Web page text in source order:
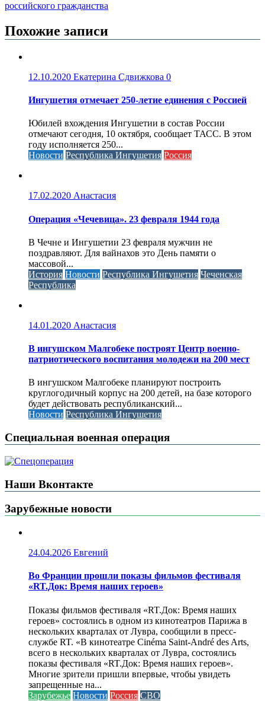
российского гражданства
Похожие записи
12.10.2020 Екатерина Сдвижкова 0
Ингушетия отмечает 250-летие единения с Россией
Юбилей вхождения Ингушетии в состав России
отмечают сегодня, 10 октября, сообщает ТАСС. В этом
году исполняется 250...
Новости Республика Ингушетия Россия
17.02.2020 Анастасия
Операция «Чечевица». 23 февраля 1944 года
В Чечне и Ингушетии 23 февраля мужчин не
поздравляют. Для вайнахов это День памяти о
массовой...
История Новости Республика Ингушетия Чеченская
Республика
14.01.2020 Анастасия
В ингушском Малгобеке построят Центр военно-
патриотического воспитания молодежи на 200 мест
В ингушском Малгобеке планируют построить
круглогодичный корпус на 200 детей, на базе которого
будет действовать республиканский...
Новости Республика Ингушетия
Специальная военная операция
Наши Вконтакте
Зарубежные новости
24.04.2026 Евгений
Во Франции прошли показы фильмов фестиваля
«RT.Док: Время наших героев»
Показы фильмов фестиваля «RT.Док: Время наших
героев» состоялись в одном из кинотеатров Парижа в
нескольких кварталах от Лувра, сообщили в пресс-
службе RT. «В кинотеатре Cinéma Saint-André des Arts,
всего в нескольких кварталах от Лувра, состоялись
показы фестиваля «RT.Док: Время наших героев».
Многие зрители пришли впервые, чтобы увидеть
запрещенные на...
Зарубежье Новости Россия СВО